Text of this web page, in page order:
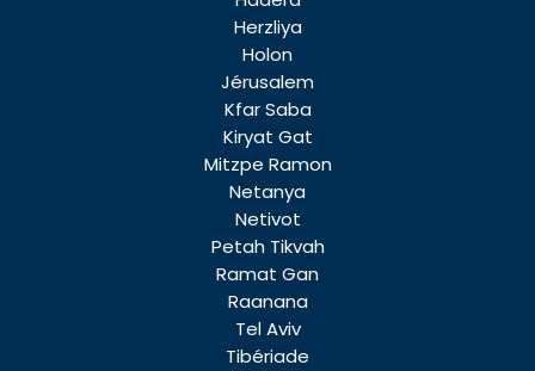
Herzliya
Holon
Jérusalem
Kfar Saba
Kiryat Gat
Mitzpe Ramon
Netanya
Netivot
Petah Tikvah
Ramat Gan
Raanana
Tel Aviv
Tibériade